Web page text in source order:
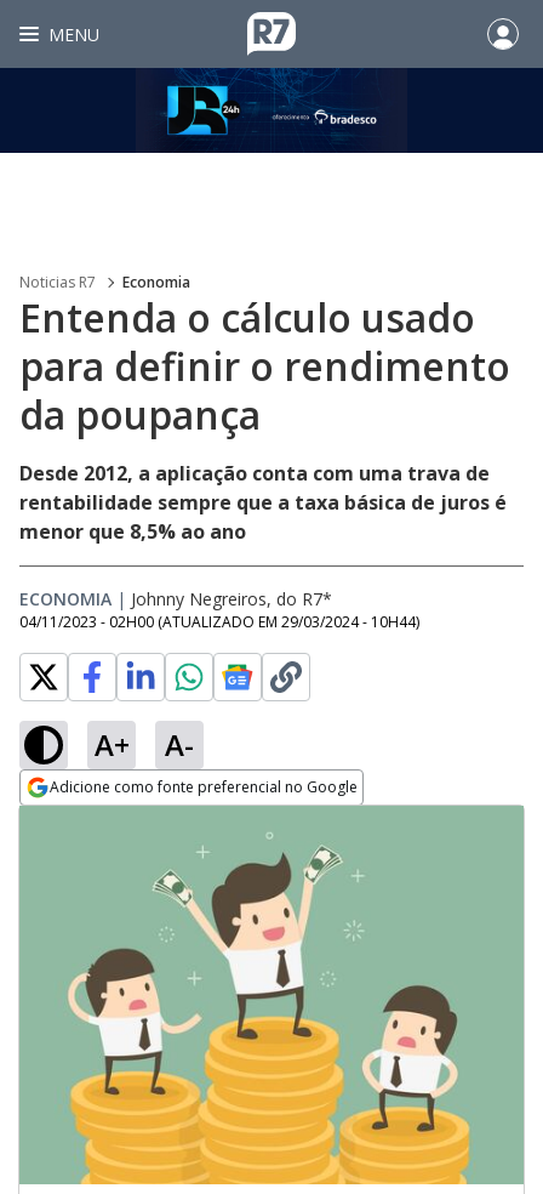
MENU
Noticias R7 Economia
Entenda o cálculo usado
para definir o rendimento
da poupança
Desde 2012, a aplicação conta com uma trava de
rentabilidade sempre que a taxa básica de juros é
menor que 8,5% ao ano
ECONOMIA | Johnny Negreiros, do R7*
04/11/2023 - 02H00 (ATUALIZADO EM 29/03/2024 - 10H44)
A+ A-
Adicione como fonte preferencial no Google